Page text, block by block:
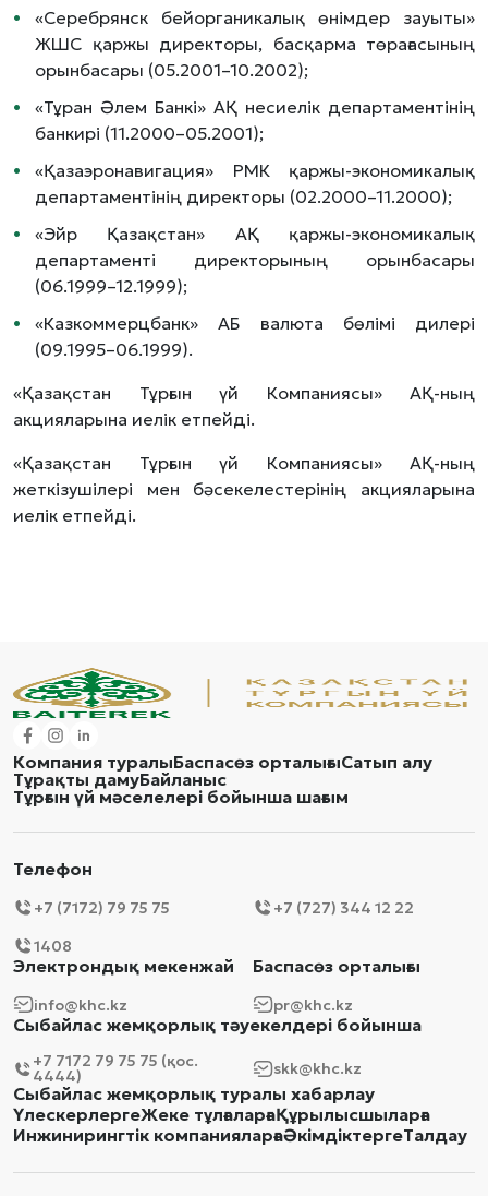
«Серебрянск бейорганикалық өнімдер зауыты»
ЖШС қаржы директоры, басқарма төрағасының
орынбасары (05.2001–10.2002);
«Тұран Әлем Банкі» АҚ несиелік департаментінің
банкирі (11.2000–05.2001);
«Қазаэронавигация» РМК қаржы-экономикалық
департаментінің директоры (02.2000–11.2000);
«Эйр Қазақстан» АҚ қаржы-экономикалық
департаменті директорының орынбасары
(06.1999–12.1999);
«Казкоммерцбанк» АБ валюта бөлімі дилері
(09.1995–06.1999).
«Қазақстан Тұрғын үй Компаниясы» АҚ-ның
акцияларына иелік етпейді.
«Қазақстан Тұрғын үй Компаниясы» АҚ-ның
жеткізушілері мен бәсекелестерінің акцияларына
иелік етпейді.
Компания туралыБаспасөз орталығыСатып алу
Тұрақты дамуБайланыс
Тұрғын үй мәселелері бойынша шағым
Телефон
+7 (7172) 79 75 75
+7 (727) 344 12 22
1408
Электрондық мекенжай
info@khc.kz
Баспасөз орталығы
pr@khc.kz
Сыбайлас жемқорлық тәуекелдері бойынша
+7 7172 79 75 75 (қос.
4444) skk@khc.kz
Сыбайлас жемқорлық туралы хабарлау
ҮлескерлергеЖеке тұлғаларғаҚұрылысшыларға
Инжинирингтік компанияларғаӘкімдіктергеТалдау